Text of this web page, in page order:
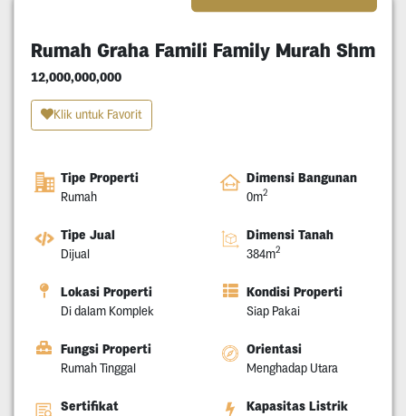
Rumah Graha Famili Family Murah Shm
12,000,000,000
Klik untuk Favorit
Tipe Properti
Rumah
Dimensi Bangunan
0m2
Tipe Jual
Dijual
Dimensi Tanah
384m2
Lokasi Properti
Di dalam Komplek
Kondisi Properti
Siap Pakai
Fungsi Properti
Rumah Tinggal
Orientasi
Menghadap Utara
Sertifikat Kapasitas Listrik